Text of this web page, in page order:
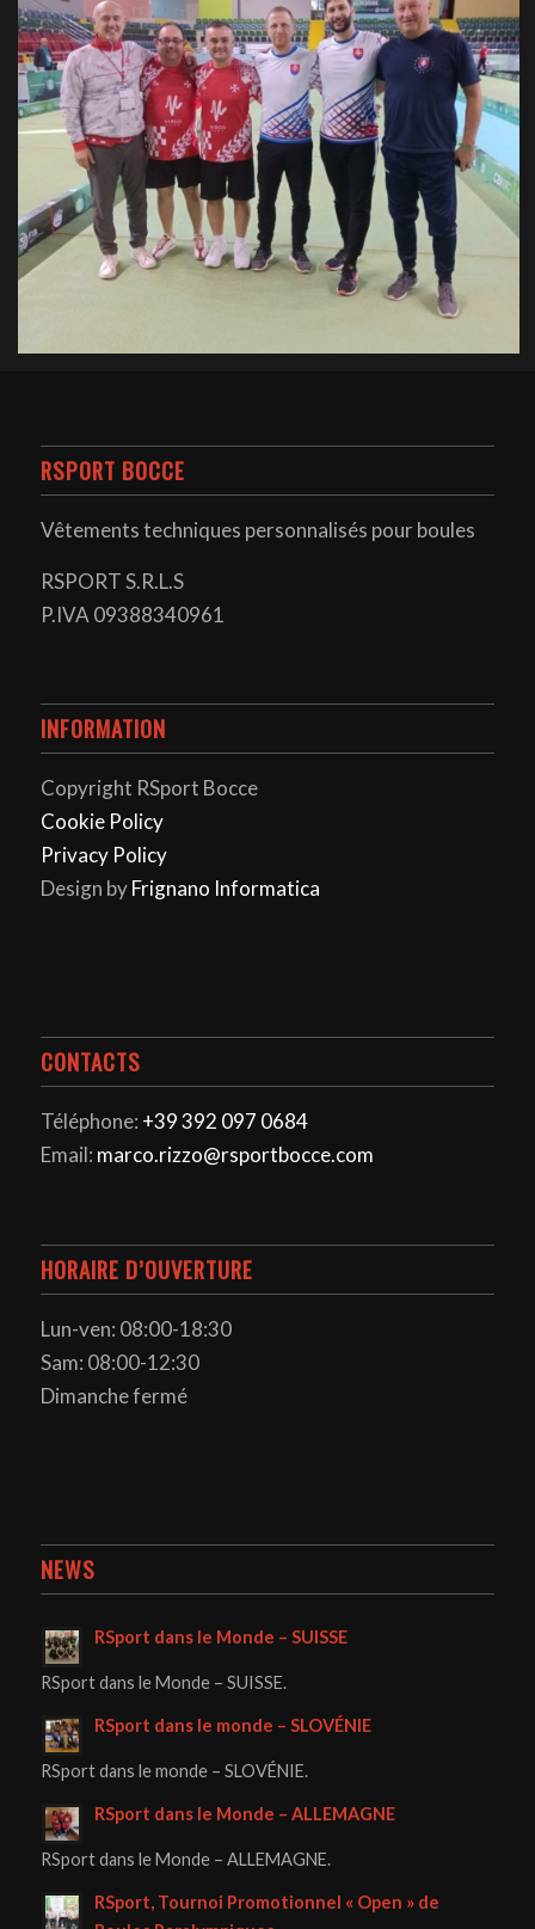
RSPORT BOCCE
Vêtements techniques personnalisés pour boules
RSPORT S.R.L.S
P.IVA 09388340961
INFORMATION
Copyright RSport Bocce
Cookie Policy
Privacy Policy
Design byFrignano Informatica
CONTACTS
Téléphone: +39 392 097 0684
Email: marco.rizzo@rsportbocce.com
HORAIRE D’OUVERTURE
Lun-ven: 08:00-18:30
Sam: 08:00-12:30
Dimanche fermé
NEWS
RSport dans le Monde – SUISSE
RSport dans le Monde – SUISSE.
RSport dans le monde – SLOVÉNIE
RSport dans le monde – SLOVÉNIE.
RSport dans le Monde – ALLEMAGNE
RSport dans le Monde – ALLEMAGNE.
RSport, Tournoi Promotionnel « Open » de